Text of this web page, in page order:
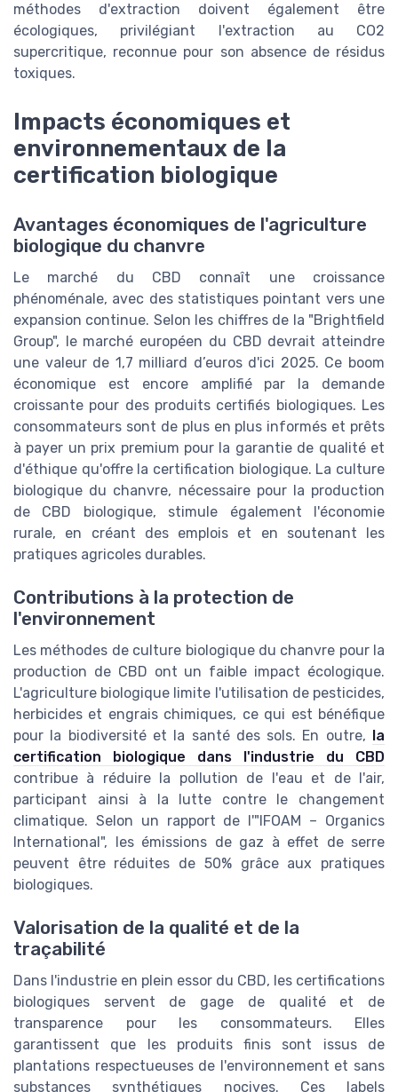
méthodes d'extraction doivent également être
écologiques, privilégiant l'extraction au CO2
supercritique, reconnue pour son absence de résidus
toxiques.
Impacts économiques et
environnementaux de la
certification biologique
Avantages économiques de l'agriculture
biologique du chanvre
Le marché du CBD connaît une croissance
phénoménale, avec des statistiques pointant vers une
expansion continue. Selon les chiffres de la "Brightfield
Group", le marché européen du CBD devrait atteindre
une valeur de 1,7 milliard d’euros d'ici 2025. Ce boom
économique est encore amplifié par la demande
croissante pour des produits certifiés biologiques. Les
consommateurs sont de plus en plus informés et prêts
à payer un prix premium pour la garantie de qualité et
d'éthique qu'offre la certification biologique. La culture
biologique du chanvre, nécessaire pour la production
de CBD biologique, stimule également l'économie
rurale, en créant des emplois et en soutenant les
pratiques agricoles durables.
Contributions à la protection de
l'environnement
Les méthodes de culture biologique du chanvre pour la
production de CBD ont un faible impact écologique.
L'agriculture biologique limite l'utilisation de pesticides,
herbicides et engrais chimiques, ce qui est bénéfique
pour la biodiversité et la santé des sols. En outre, la
certification biologique dans l'industrie du CBD
contribue à réduire la pollution de l'eau et de l'air,
participant ainsi à la lutte contre le changement
climatique. Selon un rapport de l'"IFOAM – Organics
International", les émissions de gaz à effet de serre
peuvent être réduites de 50% grâce aux pratiques
biologiques.
Valorisation de la qualité et de la
traçabilité
Dans l'industrie en plein essor du CBD, les certifications
biologiques servent de gage de qualité et de
transparence pour les consommateurs. Elles
garantissent que les produits finis sont issus de
plantations respectueuses de l'environnement et sans
substances synthétiques nocives. Ces labels